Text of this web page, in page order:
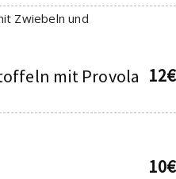
Zwiebeln und
mit Provola 12€
10€